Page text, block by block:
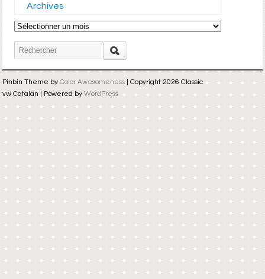
Archives
Archives
Pinbin Theme by Color Awesomeness| Copyright 2026 Classic
vw Catalan | Powered by WordPress